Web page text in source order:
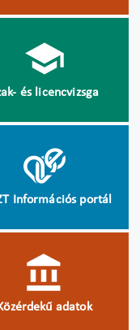
és licencvizsga
Információs portál
adatok